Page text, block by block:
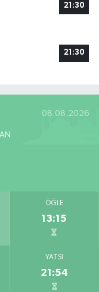
21:30
21:30
08.08.2026
ÖĞLE
13:15
YATSI
21:54